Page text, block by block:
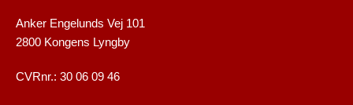
Anker Engelunds Vej 101
2800 Kongens Lyngby
CVRnr.: 30 06 09 46